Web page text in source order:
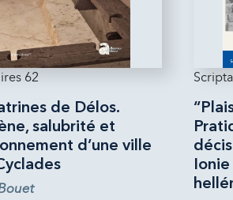
62
de Délos.
salubrité et
d’une ville